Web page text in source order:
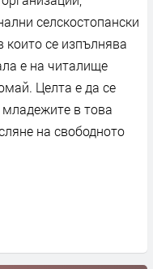
селскостопански
които се изпълнява
е на читалище
Целта е да се
в това
на свободното